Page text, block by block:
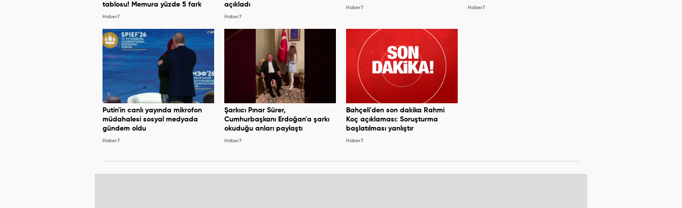
tablosu! Memura yüzde 5 fark
Haber7
açıkladı
Haber7
Haber7 Haber7
Putin'in canlı yayında mikrofon
müdahalesi sosyal medyada
gündem oldu
Haber7
Şarkıcı Pınar Sürer,
Cumhurbaşkanı Erdoğan'a şarkı
okuduğu anları paylaştı
Haber7
Bahçeli'den son dakika Rahmi
Koç açıklaması: Soruşturma
başlatılması yanlıştır
Haber7